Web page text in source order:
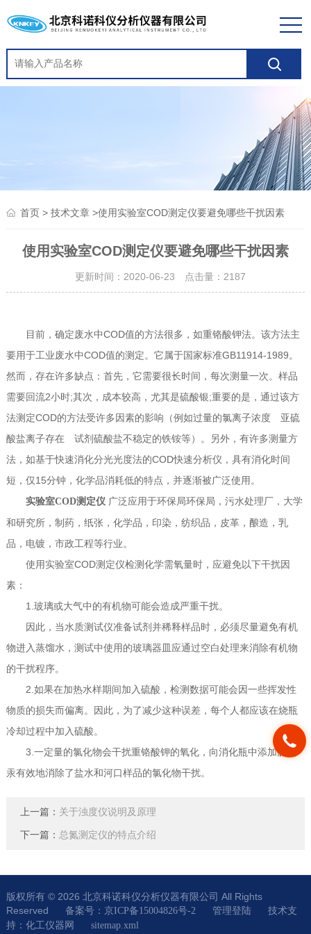
首页> 技术文章>使用实验室COD测定仪要避免哪些干扰因素
使用实验室COD测定仪要避免哪些干扰因素
更新时间：2020-06-23 点击量： 2187
目前，确定废水中COD值的方法很多，如重铬酸钾法。该方法主
要用于工业废水中COD值的测定。它属于国家标准GB11914-1989。
然而，存在许多缺点：首先，它需要很长时间，每次测量一次。样品
需要回流2小时;其次，成本较高，尤其是硫酸银;重要的是，通过该方
法测定COD的方法受许多因素的影响（例如过量的氯离子浓度 亚硫
酸盐离子存在 试剂硫酸盐不稳定的铁铵等）。另外，有许多测量方
法，如基于快速消化分光光度法的COD快速分析仪，具有消化时间
短，仅15分钟，化学品消耗低的特点，并逐渐被广泛使用。
实验室COD测定仪广泛应用于环保局环保局，污水处理厂，大学
和研究所，制药，纸张，化学品，印染，纺织品，皮革，酿造，乳
品，电镀，市政工程等行业。
使用实验室COD测定仪检测化学需氧量时，应避免以下干扰因
素：
1.玻璃或大气中的有机物可能会造成严重干扰。
因此，当水质测试仪准备试剂并稀释样品时，必须尽量避免有机
物进入蒸馏水，测试中使用的玻璃器皿应通过空白处理来消除有机物
的干扰程序。
2.如果在加热水样期间加入硫酸，检测数据可能会因一些挥发性
物质的损失而偏离。因此，为了减少这种误差，每个人都应该在烧瓶
冷却过程中加入硫酸。
3.一定量的氯化物会干扰重铬酸钾的氧化，向消化瓶中添加硫酸
汞有效地消除了盐水和河口样品的氯化物干扰。
上一篇： 关于浊度仪说明及原理
下一篇： 总氮测定仪的特点介绍
版权所有 © 2026 北京科诺科仪分析仪器有限公司 All Rights
Reserved 备案号：京ICP备15004826号-2 管理登陆技术支
持： 化工仪器网 sitemap.xml